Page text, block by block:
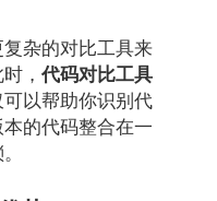
杂的对比工具来
， 代码对比工具
以帮助你识别代
的代码整合在一